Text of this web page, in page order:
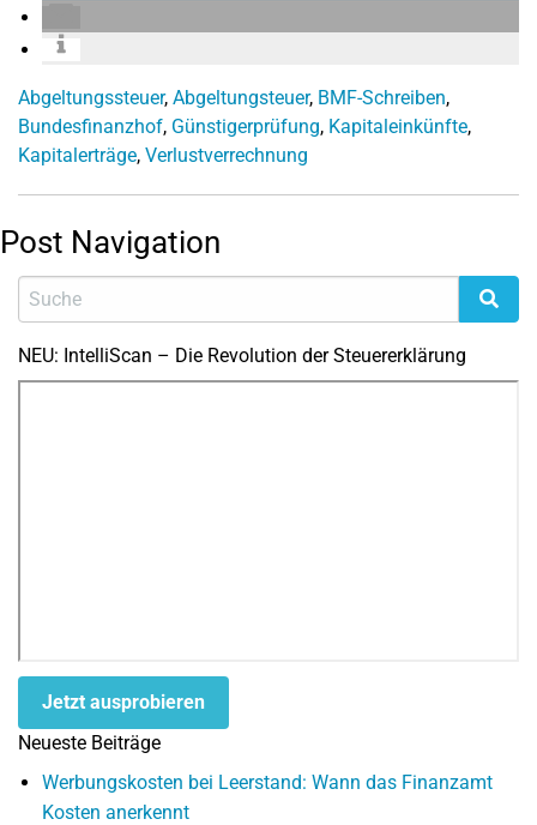
Abgeltungssteuer, Abgeltungsteuer, BMF-Schreiben,
Bundesfinanzhof, Günstigerprüfung, Kapitaleinkünfte,
Kapitalerträge, Verlustverrechnung
Post Navigation
NEU: IntelliScan – Die Revolution der Steuererklärung
Jetzt ausprobieren
Neueste Beiträge
Werbungskosten bei Leerstand: Wann das Finanzamt
Kosten anerkennt